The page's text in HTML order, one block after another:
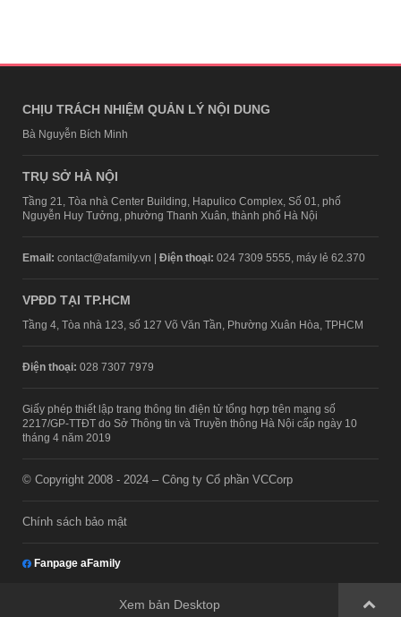
CHỊU TRÁCH NHIỆM QUẢN LÝ NỘI DUNG
Bà Nguyễn Bích Minh
TRỤ SỞ HÀ NỘI
Tầng 21, Tòa nhà Center Building, Hapulico Complex, Số 01, phố
Nguyễn Huy Tưởng, phường Thanh Xuân, thành phố Hà Nội
Email: contact@afamily.vn | Điện thoại: 024 7309 5555, máy lẻ 62.370
VPĐD TẠI TP.HCM
Tầng 4, Tòa nhà 123, số 127 Võ Văn Tần, Phường Xuân Hòa, TPHCM
Điện thoại: 028 7307 7979
Giấy phép thiết lập trang thông tin điện tử tổng hợp trên mạng số
2217/GP-TTĐT do Sở Thông tin và Truyền thông Hà Nội cấp ngày 10
tháng 4 năm 2019
© Copyright 2008 - 2024 – Công ty Cổ phần VCCorp
Chính sách bảo mật
Fanpage aFamily
Xem bản Desktop